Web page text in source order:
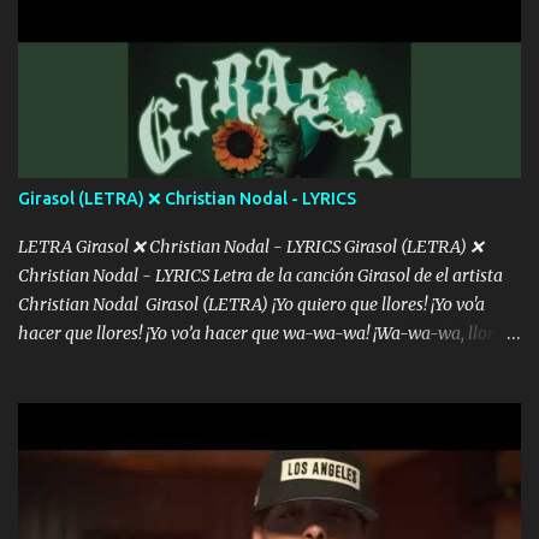
menos se prudente Hoy me sabe a mierda, traigo un Balvin en los
dientes Por falta de empatía le toca ser resiliente ¿Acaso eres
consciente de los followers que mueves? Parcerito, abre los ojos y
ve el poder que tienes Otro chiste malo son los nombres de tus
álbum's "José, vibras colores con la energía del diablo " ¿Si ...
Girasol (LETRA) ❌ Christian Nodal - LYRICS
LETRA Girasol ❌ Christian Nodal - LYRICS Girasol (LETRA) ❌
Christian Nodal - LYRICS Letra de la canción Girasol de el artista
Christian Nodal Girasol (LETRA) ¡Yo quiero que llores! ¡Yo vo'a
hacer que llores! ¡Yo vo’a hacer que wa-wa-wa! ¡Wa-wa-wa, llores!
intentas rimar Pobre payaso que usa a todo el mundo pa' conectar
con la gente Dices "Latino Gang" pero pisas a to'a tu gente Pa’ dar
mensajes, m'ijo, hay quе ser coherentеs Si tú no eres artista, al